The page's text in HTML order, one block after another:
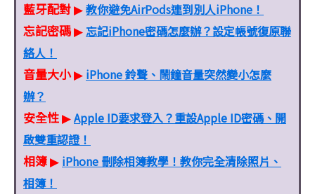
藍牙配對▶教你避免AirPods連到別人iPhone！
忘記密碼▶忘記iPhone密碼怎麼辦？設定帳號復原聯
絡人！
音量大小▶ iPhone 鈴聲、鬧鐘音量突然變小怎麼
辦？
安全性▶Apple ID要求登入？重設Apple ID密碼、開
啟雙重認證！
相簿▶ iPhone 刪除相簿教學！教你完全清除照片、
相簿！